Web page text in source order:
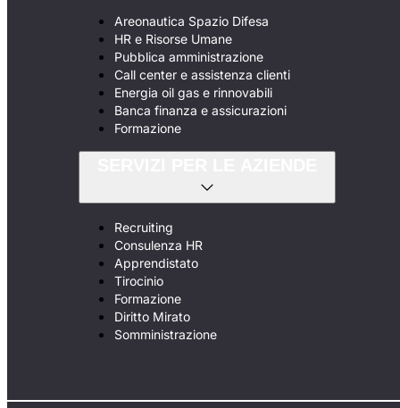
Areonautica Spazio Difesa
HR e Risorse Umane
Pubblica amministrazione
Call center e assistenza clienti
Energia oil gas e rinnovabili
Banca finanza e assicurazioni
Formazione
Recruiting
Consulenza HR
Apprendistato
Tirocinio
Formazione
Diritto Mirato
Somministrazione